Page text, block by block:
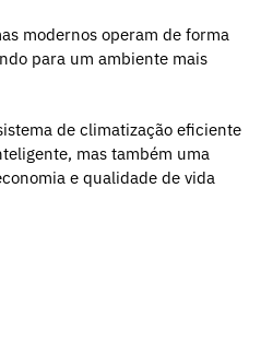
modernos operam de forma
para um ambiente mais
de climatização eficiente
mas também uma
e qualidade de vida